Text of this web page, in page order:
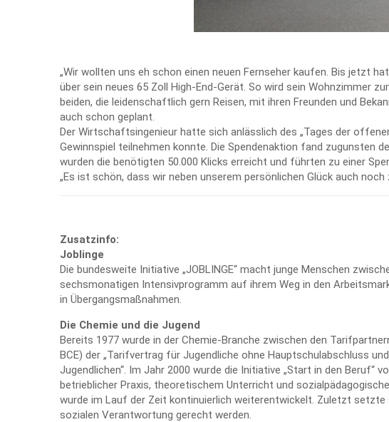
„Wir wollten uns eh schon einen neuen Fernseher kaufen. Bis jetzt
über sein neues 65 Zoll High-End-Gerät. So wird sein Wohnzimmer
beiden, die leidenschaftlich gern Reisen, mit ihren Freunden und
auch schon geplant.
Der Wirtschaftsingenieur hatte sich anlässlich des „Tages der
Gewinnspiel teilnehmen konnte. Die Spendenaktion fand zugunsten
wurden die benötigten 50.000 Klicks erreicht und führten zu einer
„Es ist schön, dass wir neben unserem persönlichen Glück auch
Zusatzinfo:
Joblinge
Die bundesweite Initiative „JOBLINGE“ macht junge Menschen
sechsmonatigen Intensivprogramm auf ihrem Weg in den
in Übergangsmaßnahmen.
Die Chemie und die Jugend
Bereits 1977 wurde in der Chemie-Branche zwischen den
BCE) der „Tarifvertrag für Jugendliche ohne Hauptschulabschluss
Jugendlichen“. Im Jahr 2000 wurde die Initiative „Start in den Beruf“
betrieblicher Praxis, theoretischem Unterricht und
wurde im Lauf der Zeit kontinuierlich weiterentwickelt. Zuletzt setzte
sozialen Verantwortung gerecht werden.